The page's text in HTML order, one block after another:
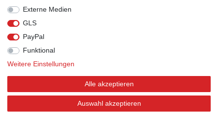
VERSANDPARTNER
Externe Medien
GLS
PayPal
Funktional
Weitere Einstellungen
Alle akzeptieren
Auswahl akzeptieren